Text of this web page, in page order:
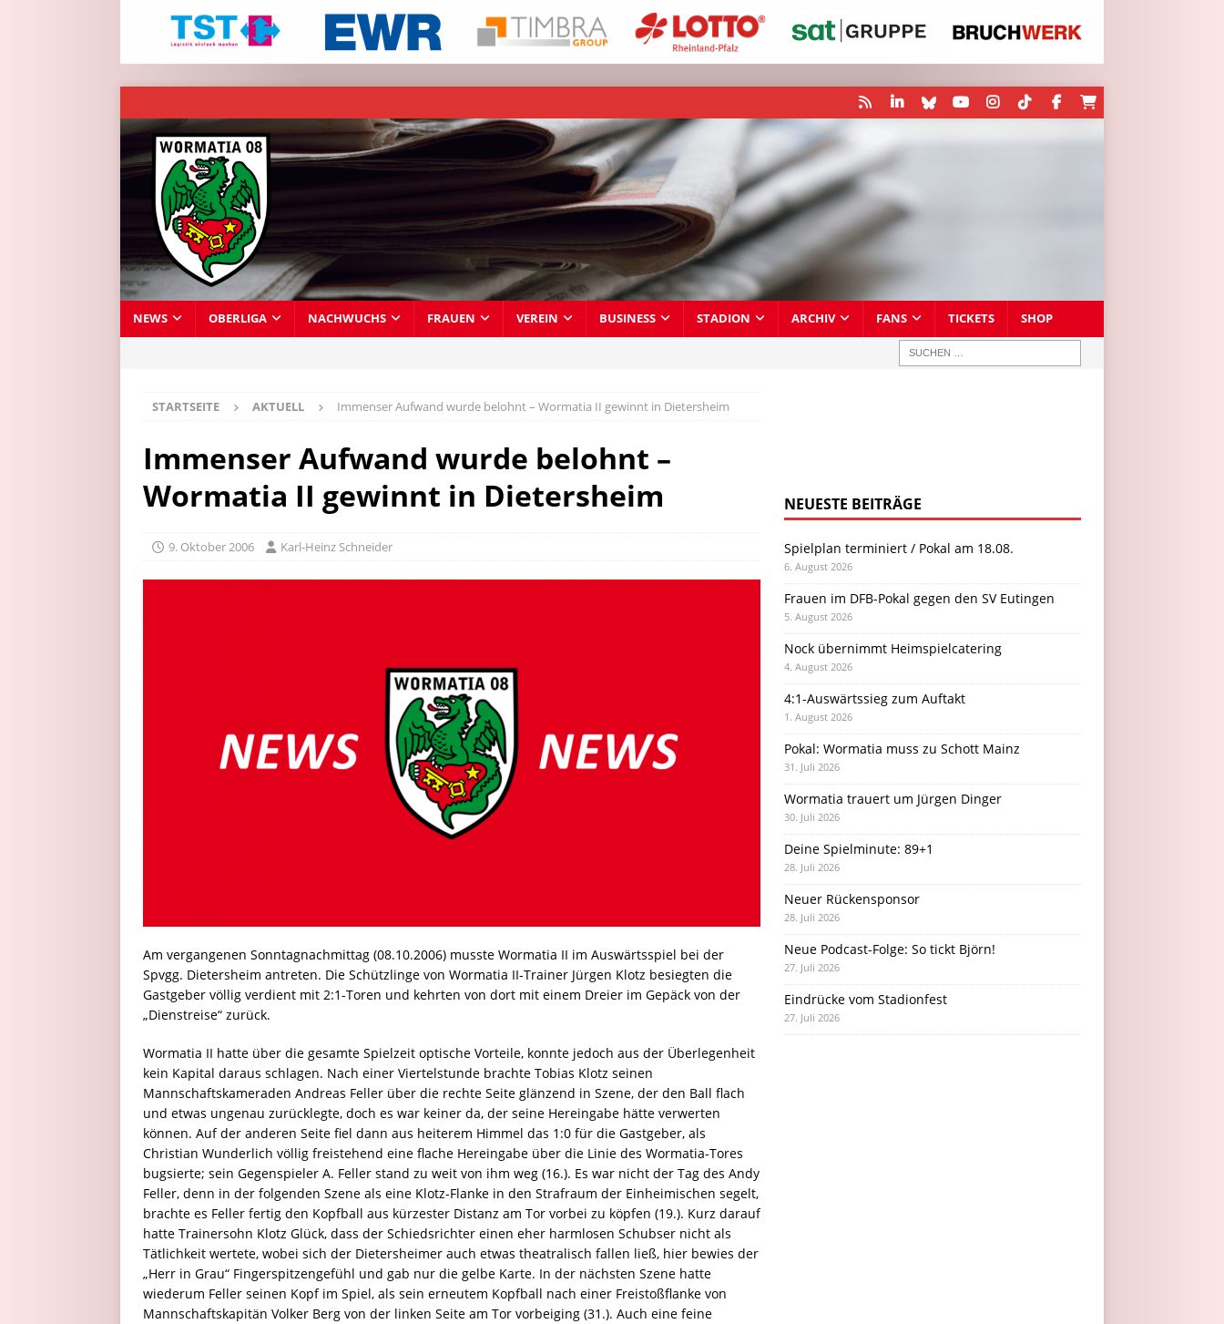
NEWS OBERLIGA NACHWUCHS FRAUEN VEREIN BUSINESS STADION ARCHIV FANS TICKETS SHOP
STARTSEITE AKTUELL Immenser Aufwand wurde belohnt – Wormatia II gewinnt in Dietersheim
Immenser Aufwand wurde belohnt –
Wormatia II gewinnt in Dietersheim
9. Oktober 2006 Karl-Heinz Schneider
Am vergangenen Sonntagnachmittag (08.10.2006) musste Wormatia II im Auswärtsspiel bei der
Spvgg. Dietersheim antreten. Die Schützlinge von Wormatia II-Trainer Jürgen Klotz besiegten die
Gastgeber völlig verdient mit 2:1-Toren und kehrten von dort mit einem Dreier im Gepäck von der
„Dienstreise“ zurück.
Wormatia II hatte über die gesamte Spielzeit optische Vorteile, konnte jedoch aus der Überlegenheit
kein Kapital daraus schlagen. Nach einer Viertelstunde brachte Tobias Klotz seinen
Mannschaftskameraden Andreas Feller über die rechte Seite glänzend in Szene, der den Ball flach
und etwas ungenau zurücklegte, doch es war keiner da, der seine Hereingabe hätte verwerten
können. Auf der anderen Seite fiel dann aus heiterem Himmel das 1:0 für die Gastgeber, als
Christian Wunderlich völlig freistehend eine flache Hereingabe über die Linie des Wormatia-Tores
bugsierte; sein Gegenspieler A. Feller stand zu weit von ihm weg (16.). Es war nicht der Tag des Andy
Feller, denn in der folgenden Szene als eine Klotz-Flanke in den Strafraum der Einheimischen segelt,
brachte es Feller fertig den Kopfball aus kürzester Distanz am Tor vorbei zu köpfen (19.). Kurz darauf
hatte Trainersohn Klotz Glück, dass der Schiedsrichter einen eher harmlosen Schubser nicht als
Tätlichkeit wertete, wobei sich der Dietersheimer auch etwas theatralisch fallen ließ, hier bewies der
„Herr in Grau“ Fingerspitzengefühl und gab nur die gelbe Karte. In der nächsten Szene hatte
wiederum Feller seinen Kopf im Spiel, als sein erneutem Kopfball nach einer Freistoßflanke von
Mannschaftskapitän Volker Berg von der linken Seite am Tor vorbeiging (31.). Auch eine feine
NEUESTE BEITRÄGE
Spielplan terminiert / Pokal am 18.08.
6. August 2026
Frauen im DFB-Pokal gegen den SV Eutingen
5. August 2026
Nock übernimmt Heimspielcatering
4. August 2026
4:1-Auswärtssieg zum Auftakt
1. August 2026
Pokal: Wormatia muss zu Schott Mainz
31. Juli 2026
Wormatia trauert um Jürgen Dinger
30. Juli 2026
Deine Spielminute: 89+1
28. Juli 2026
Neuer Rückensponsor
28. Juli 2026
Neue Podcast-Folge: So tickt Björn!
27. Juli 2026
Eindrücke vom Stadionfest
27. Juli 2026